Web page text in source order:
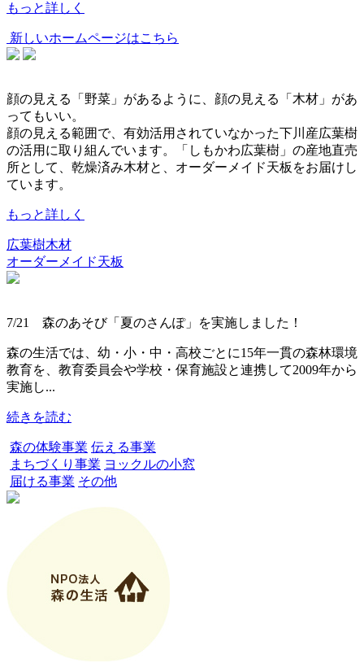
もっと詳しく
新しいホームページはこちら
顔の見える「野菜」があるように、顔の見える「木材」があ
ってもいい。
顔の見える範囲で、有効活用されていなかった下川産広葉樹
の活用に取り組んでいます。「しもかわ広葉樹」の産地直売
所として、乾燥済み木材と、オーダーメイド天板をお届けし
ています。
もっと詳しく
広葉樹木材
オーダーメイド天板
7/21 森のあそび「夏のさんぽ」を実施しました！
森の生活では、幼・小・中・高校ごとに15年一貫の森林環境
教育を、教育委員会や学校・保育施設と連携して2009年から
実施し...
続きを読む
森の体験事業 伝える事業
まちづくり事業 ヨックルの小窓
届ける事業 その他